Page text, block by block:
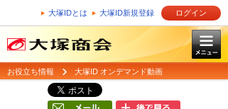
大塚IDとは 大塚ID新規登録 ログイン
お役立ち情報 大塚ID オンデマンド動画